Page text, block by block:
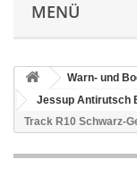
MENÜ
Warn- und
Jessup Antirutsch
Track R10 Schwarz-